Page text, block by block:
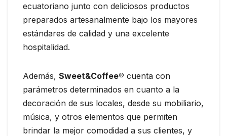
ecuatoriano junto con deliciosos productos
preparados artesanalmente bajo los mayores
estándares de calidad y una excelente
hospitalidad.
Además, Sweet&Coffee® cuenta con
parámetros determinados en cuanto a la
decoración de sus locales, desde su mobiliario,
música, y otros elementos que permiten
brindar la mejor comodidad a sus clientes, y